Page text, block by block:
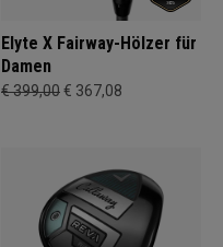
Elyte X Fairway-Hölzer für
Damen
€ 399,00€ 367,08